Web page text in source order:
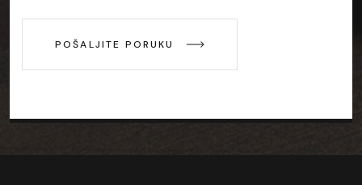
POŠALJITE PORUKU